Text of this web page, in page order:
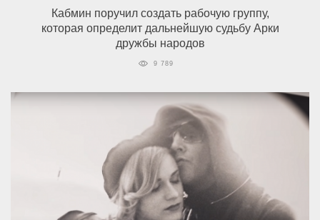
Кабмин поручил создать рабочую группу,
которая определит дальнейшую судьбу Арки
дружбы народов
9 789